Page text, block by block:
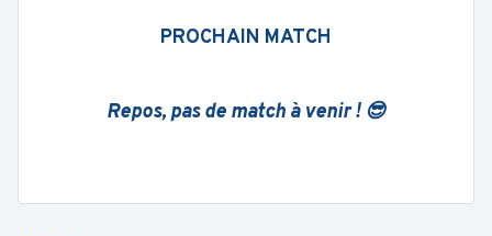
PROCHAIN MATCH
Repos, pas de match à venir ! 😎